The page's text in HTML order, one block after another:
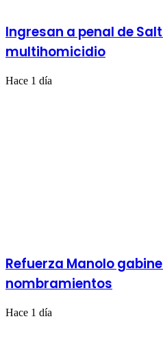
Ingresan a penal de
multihomicidio
Hace 1 día
Refuerza Manolo
nombramientos
Hace 1 día